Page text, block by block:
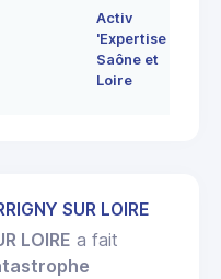
Activ
'Expertise
Saône et
Loire
SUR LOIRE
LOIRE a fait